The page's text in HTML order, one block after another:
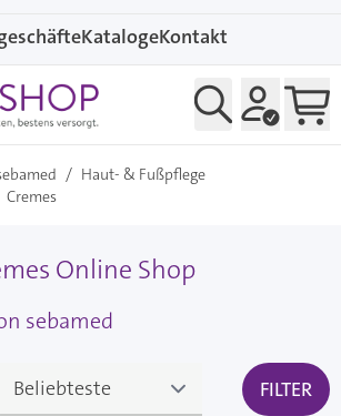
KatalogeKontakt
/ Haut- & Fußpflege
Cremes
Online Shop
sebamed
FILTER